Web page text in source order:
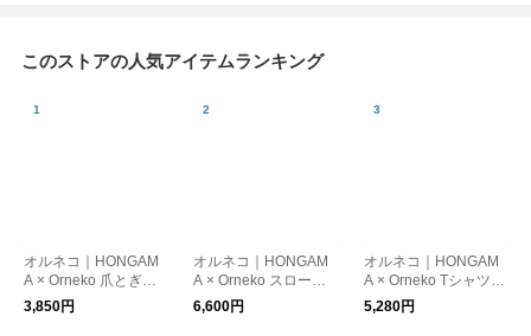
このストアの人気アイテムランキング
オルネコ｜HONGAM
A × Orneko 爪とぎネ
コハウス
3,850円
オルネコ｜HONGAM
A × Orneko スローケ
ット
6,600円
オルネコ｜HONGAM
A × Orneko Tシャツ／
CATS ARE THE BEST
5,280円